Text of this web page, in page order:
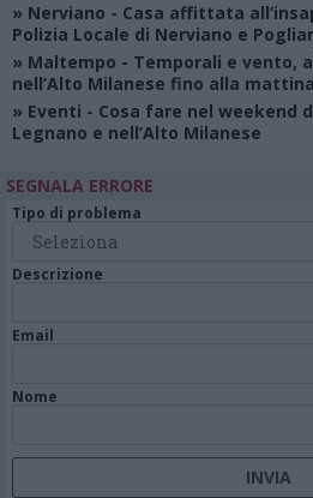
» Nerviano - Casa affittata
Polizia Locale di Nerviano e
» Maltempo - Temporali e vento,
nell’Alto Milanese fino alla
» Eventi - Cosa fare nel weekend
Legnano e nell’Alto Milanese
SEGNALA ERRORE
Tipo di problema
Descrizione
Email
Nome